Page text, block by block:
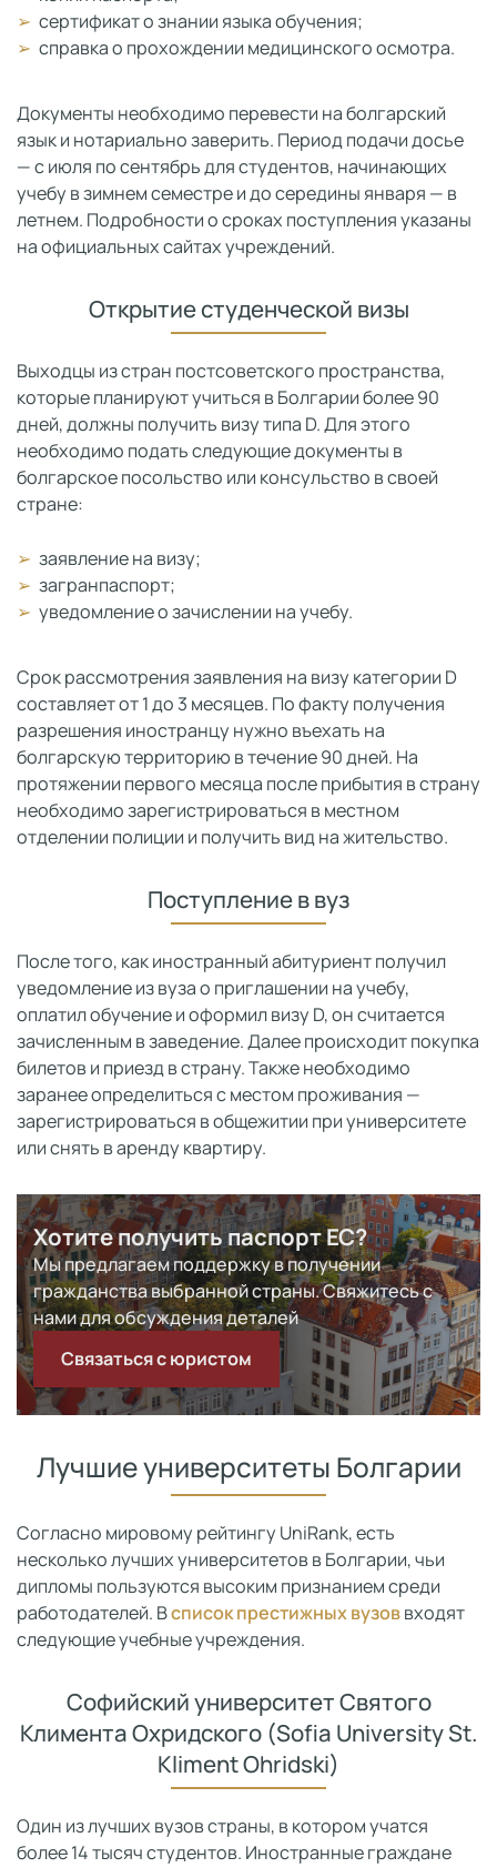
сертификат о знании языка обучения;
справка о прохождении медицинского осмотра.
Документы необходимо перевести на болгарский
язык и нотариально заверить. Период подачи досье
— с июля по сентябрь для студентов, начинающих
учебу в зимнем семестре и до середины января — в
летнем. Подробности о сроках поступления указаны
на официальных сайтах учреждений.
Открытие студенческой визы
Выходцы из стран постсоветского пространства,
которые планируют учиться в Болгарии более 90
дней, должны получить визу типа D. Для этого
необходимо подать следующие документы в
болгарское посольство или консульство в своей
стране:
заявление на визу;
загранпаспорт;
уведомление о зачислении на учебу.
Срок рассмотрения заявления на визу категории D
составляет от 1 до 3 месяцев. По факту получения
разрешения иностранцу нужно въехать на
болгарскую территорию в течение 90 дней. На
протяжении первого месяца после прибытия в страну
необходимо зарегистрироваться в местном
отделении полиции и получить вид на жительство.
Поступление в вуз
После того, как иностранный абитуриент получил
уведомление из вуза о приглашении на учебу,
оплатил обучение и оформил визу D, он считается
зачисленным в заведение. Далее происходит покупка
билетов и приезд в страну. Также необходимо
заранее определиться с местом проживания —
зарегистрироваться в общежитии при университете
или снять в аренду квартиру.
Хотите получить паспорт ЕС?
Мы предлагаем поддержку в получении
гражданства выбранной страны. Свяжитесь с
нами для обсуждения деталей
Связаться с юристом
Лучшие университеты Болгарии
Согласно мировому рейтингу UniRank, есть
несколько лучших университетов в Болгарии, чьи
дипломы пользуются высоким признанием среди
работодателей. Всписок престижных вузоввходят
следующие учебные учреждения.
Софийский университет Святого
Климента Охридского (Sofia University St.
Kliment Ohridski)
Один из лучших вузов страны, в котором учатся
более 14 тысяч студентов. Иностранные граждане